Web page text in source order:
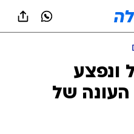
ונפצע
של